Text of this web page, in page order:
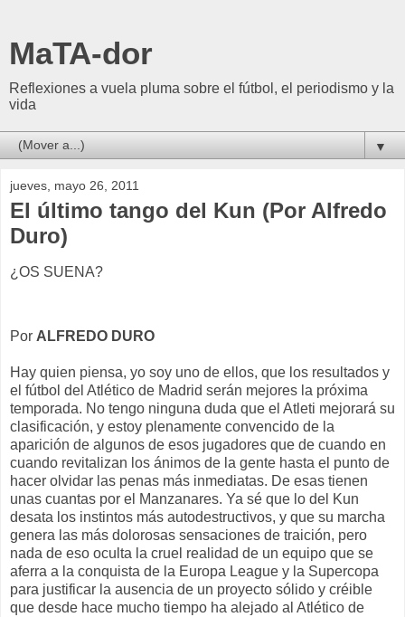
MaTA-dor
Reflexiones a vuela pluma sobre el fútbol, el periodismo y la
vida
▼
jueves, mayo 26, 2011
El último tango del Kun (Por Alfredo
Duro)
¿OS SUENA?
Por ALFREDO DURO
Hay quien piensa, yo soy uno de ellos, que los resultados y
el fútbol del Atlético de Madrid serán mejores la próxima
temporada. No tengo ninguna duda que el Atleti mejorará su
clasificación, y estoy plenamente convencido de la
aparición de algunos de esos jugadores que de cuando en
cuando revitalizan los ánimos de la gente hasta el punto de
hacer olvidar las penas más inmediatas. De esas tienen
unas cuantas por el Manzanares. Ya sé que lo del Kun
desata los instintos más autodestructivos, y que su marcha
genera las más dolorosas sensaciones de traición, pero
nada de eso oculta la cruel realidad de un equipo que se
aferra a la conquista de la Europa League y la Supercopa
para justificar la ausencia de un proyecto sólido y créible
que desde hace mucho tiempo ha alejado al Atlético de